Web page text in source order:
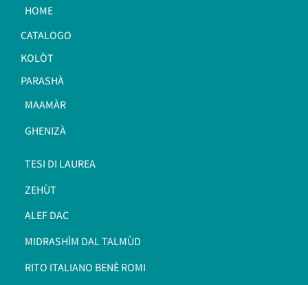
HOME
CATALOGO
KOLÒT
PARASHÀ
MAAMÀR
GHENIZÀ
TESI DI LAUREA
ZEHÙT
ALEF DAC
MIDRASHÌM DAL TALMÙD
RITO ITALIANO BENÈ ROMI​